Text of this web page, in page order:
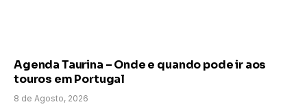
Agenda Taurina – Onde e quando pode ir aos
touros em Portugal
8 de Agosto, 2026